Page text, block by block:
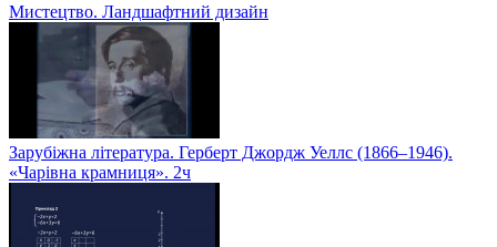
Мистецтво. Ландшафтний дизайн
Зарубіжна література. Герберт Джордж Уеллс (1866–1946).
«Чарівна крамниця». 2ч